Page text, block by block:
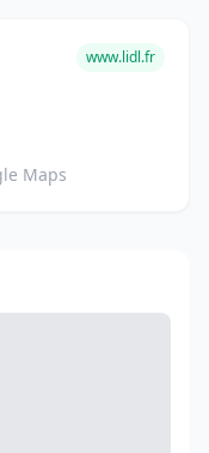
www.lidl.fr
Maps